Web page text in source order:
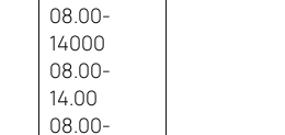
08.00-
14000
08.00-
14.00
08.00-